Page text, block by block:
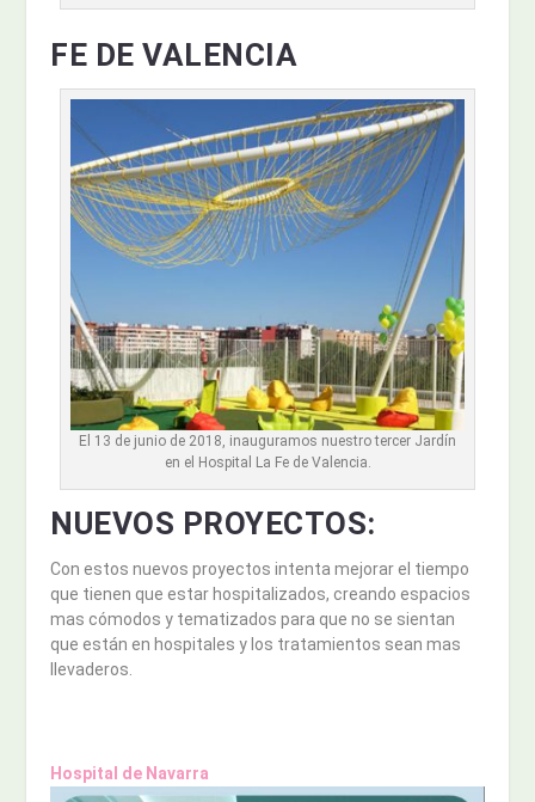
FE DE VALENCIA
El 13 de junio de 2018, inauguramos nuestro tercer Jardín
en el Hospital La Fe de Valencia.
NUEVOS PROYECTOS:
Con estos nuevos proyectos intenta mejorar el tiempo
que tienen que estar hospitalizados, creando espacios
mas cómodos y tematizados para que no se sientan
que están en hospitales y los tratamientos sean mas
llevaderos.
Hospital de Navarra